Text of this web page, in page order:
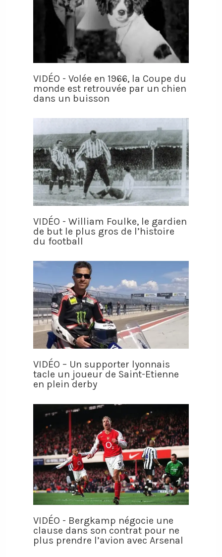
VIDÉO - Volée en 1966, la Coupe du
monde est retrouvée par un chien
dans un buisson
VIDÉO - William Foulke, le gardien
de but le plus gros de l’histoire
du football
VIDÉO – Un supporter lyonnais
tacle un joueur de Saint-Etienne
en plein derby
VIDÉO - Bergkamp négocie une
clause dans son contrat pour ne
plus prendre l’avion avec Arsenal